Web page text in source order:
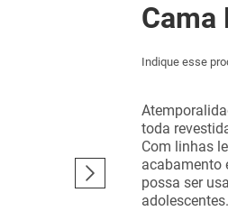
Cama
Indique esse
toda
Com linhas
acabamento
possa ser
adolescentes.